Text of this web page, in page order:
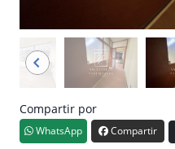
Compartir por
WhatsApp Compartir